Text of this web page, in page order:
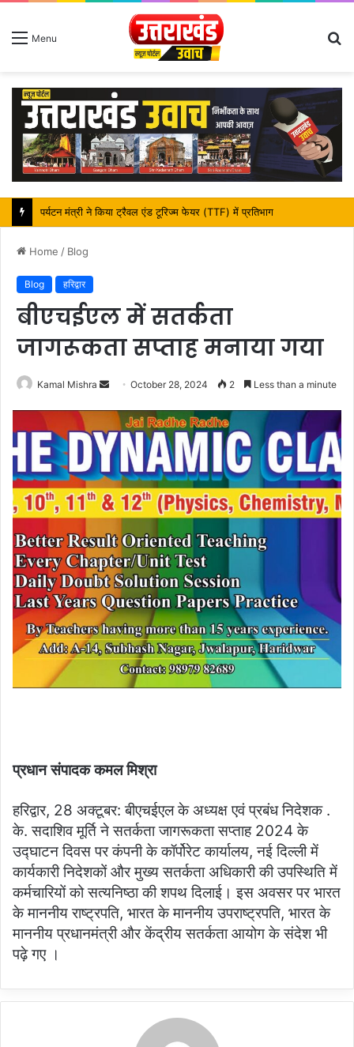
Menu
पर्यटन मंत्री ने किया ट्रैवल एंड टूरिज्म फेयर (TTF) में प्रतिभाग
Home / Blog
Blog हरिद्वार
बीएचईएल में सतर्कता
जागरूकता सप्ताह मनाया गया
Kamal Mishra
Send
email
October 28, 2024 2 Less than a minute
प्रधान संपादक कमल मिश्रा
हरिद्वार, 28 अक्टूबर: बीएचईएल के अध्यक्ष एवं प्रबंध निदेशक .
के. सदाशिव मूर्ति ने सतर्कता जागरूकता सप्ताह 2024 के
उद्घाटन दिवस पर कंपनी के कॉर्पोरेट कार्यालय, नई दिल्ली में
कार्यकारी निदेशकों और मुख्य सतर्कता अधिकारी की उपस्थिति में
कर्मचारियों को सत्यनिष्ठा की शपथ दिलाई। इस अवसर पर भारत
के माननीय राष्ट्रपति, भारत के माननीय उपराष्ट्रपति, भारत के
माननीय प्रधानमंत्री और केंद्रीय सतर्कता आयोग के संदेश भी
पढ़े गए ।